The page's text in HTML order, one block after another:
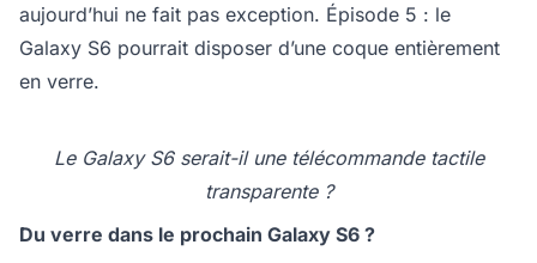
aujourd’hui ne fait pas exception. Épisode 5 : le
Galaxy S6 pourrait disposer d’une coque entièrement
en verre.
Le Galaxy S6 serait-il une télécommande tactile
transparente ?
Du verre dans le prochain Galaxy S6 ?